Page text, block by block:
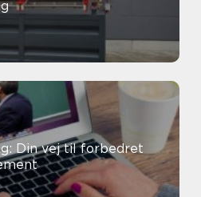
Din vej til forbedret